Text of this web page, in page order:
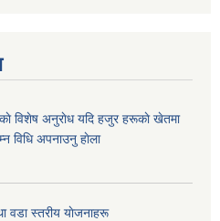
विशेष अनुराेध यदि हजुर हरूकाे खेतमा
विधि अपनाउनु हाेला
वडा स्तरीय याेजनाहरू